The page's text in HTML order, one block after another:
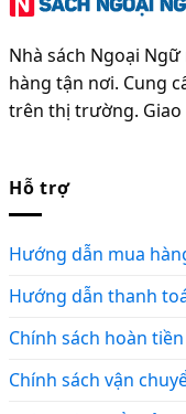
Nhà sách Ngoại
hàng tận nơi. Cung
trên thị trường. Giao
Hỗ trợ
Hướng dẫn mua
Hướng dẫn thanh
Chính sách hoàn tiền
Chính sách vận